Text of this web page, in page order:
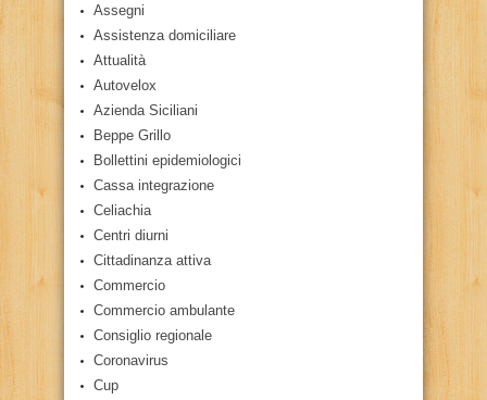
Assegni
Assistenza domiciliare
Attualità
Autovelox
Azienda Siciliani
Beppe Grillo
Bollettini epidemiologici
Cassa integrazione
Celiachia
Centri diurni
Cittadinanza attiva
Commercio
Commercio ambulante
Consiglio regionale
Coronavirus
Cup